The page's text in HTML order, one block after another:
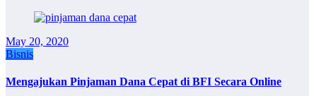
May 20, 2020
Bisnis
Mengajukan Pinjaman Dana Cepat di BFI Secara Online